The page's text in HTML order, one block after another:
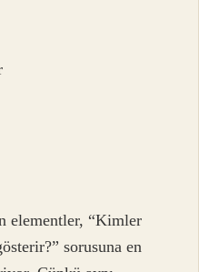
elementler, “Kimler
sorusuna en